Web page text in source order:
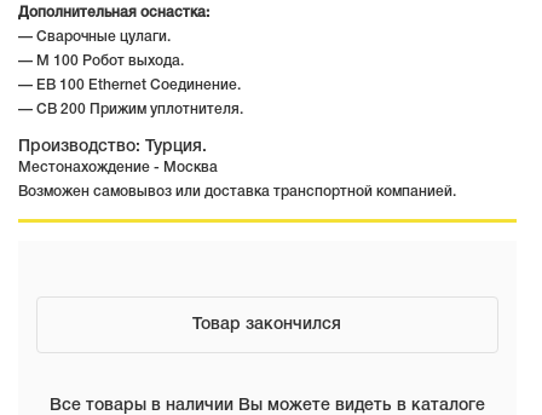
Дополнительная оснастка:
— Сварочные цулаги.
— M 100 Робот выхода.
— EB 100 Ethernet Соединение.
— CB 200 Прижим уплотнителя.
Производство: Турция.
Местонахождение - Москва
Возможен самовывоз или доставка транспортной компанией.
Товар закончился
Все товары в наличии Вы можете видеть в каталоге